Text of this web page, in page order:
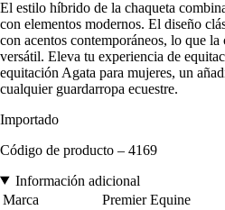
El estilo híbrido de la chaqueta
con elementos modernos. El diseño
con acentos contemporáneos, lo que
versátil. Eleva tu experiencia de
equitación Agata para mujeres, un
cualquier guardarropa ecuestre.
Importado
Código de producto – 4169
Información adicional
Marca
Premier Equine